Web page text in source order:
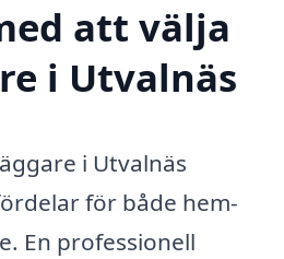
att välja
i Utvalnäs
i Utvalnäs
för både hem-
En professionell